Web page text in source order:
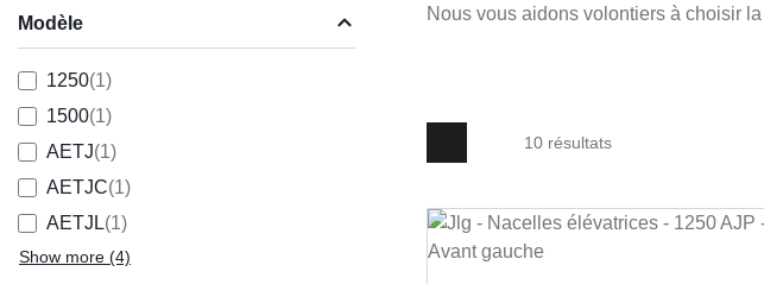
Modèle
1250(1)
1500(1)
AETJ(1)
AETJC(1)
AETJL(1)
Show more (4)
Nous vous aidons volontiers à choisir
10 résultats